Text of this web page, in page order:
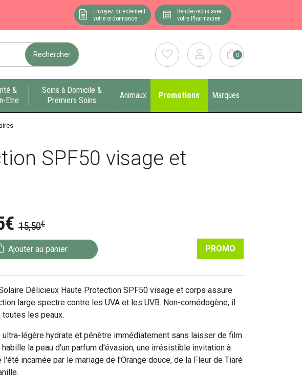
Envoyez directement
votre ordonnance
Rendez-vous avec
votre Pharmacien
0
Rechercher
&
Etre
Soins à Domicile &
Premiers Soins
Animaux Promotions Marques
SPF50 visage et
€ 15,50€
Ajouter au panier PROMO
Délicieux Haute Protection SPF50 visage et corps assure
large spectre contre les UVA et les UVB. Non-comédogène, il
toutes les peaux.
ultra-légère hydrate et pénètre immédiatement sans laisser de film
habille la peau d'un parfum d'évasion, une irrésistible invitation à
incarnée par le mariage de l'Orange douce, de la Fleur de Tiaré